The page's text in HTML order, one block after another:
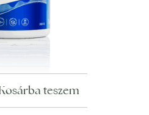
teszem